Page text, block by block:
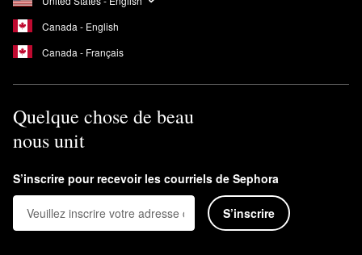
Canada - English
Canada - Français
Quelque chose de beau
nous unit
S’inscrire pour recevoir les courriels de Sephora
S’inscrire